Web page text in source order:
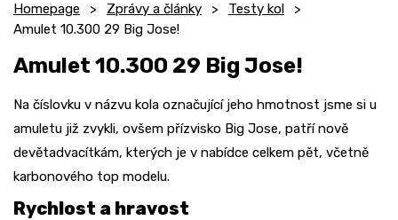
Homepage Zprávy a články
Testy kol
Amulet 10.300 29 Big Jose!
Amulet 10.300 29 Big Jose!
Na číslovku v názvu kola označující jeho hmotnost jsme si u
amuletu již zvykli, ovšem přízvisko Big Jose, patří nově
devětadvacítkám, kterých je v nabídce celkem pět, včetně
karbonového top modelu.
Rychlost a hravost